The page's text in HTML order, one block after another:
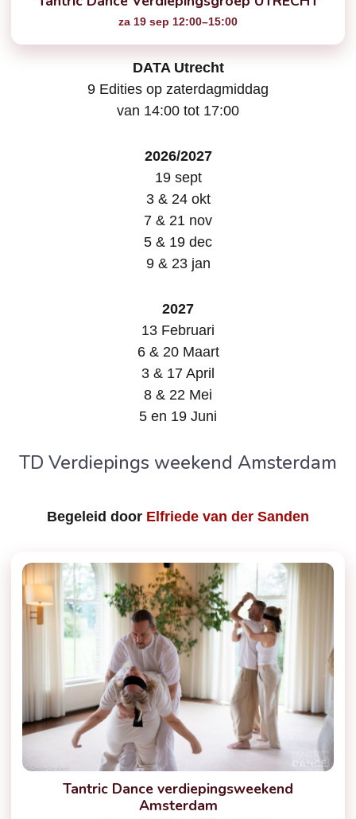
za 19 sep 12:00–15:00
DATA Utrecht
9 Edities op zaterdagmiddag
van 14:00 tot 17:00
2026/2027
19 sept
3 & 24 okt
7 & 21 nov
5 & 19 dec
9 & 23 jan
2027
13 Februari
6 & 20 Maart
3 & 17 April
8 & 22 Mei
5 en 19 Juni
TD Verdiepings weekend Amsterdam
Begeleid door Elfriede van der Sanden
Tantric Dance verdiepingsweekend
Amsterdam